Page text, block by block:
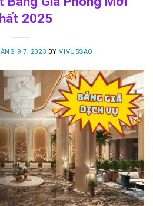
2025
9 7, 2023 BYVIVU5SAO